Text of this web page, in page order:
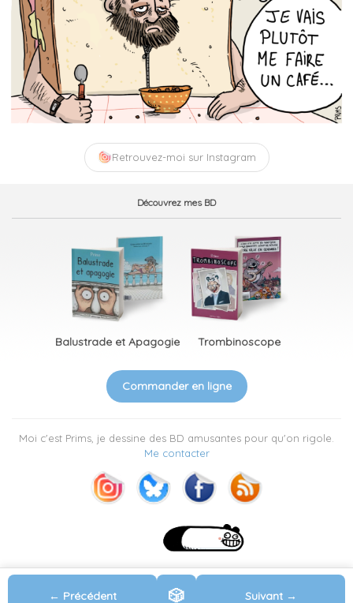
Retrouvez-moi sur Instagram
← Précédent 🎲 Suivant →
Découvrez mes BD
Balustrade et Apagogie Trombinoscope
Commander en ligne
Moi c'est Prims, je dessine des BD amusantes pour qu'on rigole.
Me contacter